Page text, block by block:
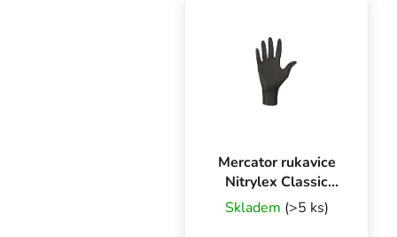
Mercator rukavice
Nitrylex Classic
BLACK L, 100 ks
Skladem (>5 ks)